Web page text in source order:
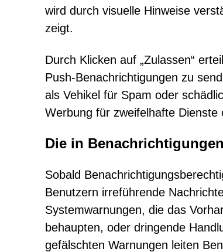
wird durch visuelle Hinweise
zeigt.
Durch Klicken auf „Zulassen“
Push-Benachrichtigungen zu
als Vehikel für Spam oder
Werbung für zweifelhafte Dienste
Die in
Sobald
Benutzern irreführende
Systemwarnungen, die das
behaupten, oder dringende
gefälschten Warnungen leiten